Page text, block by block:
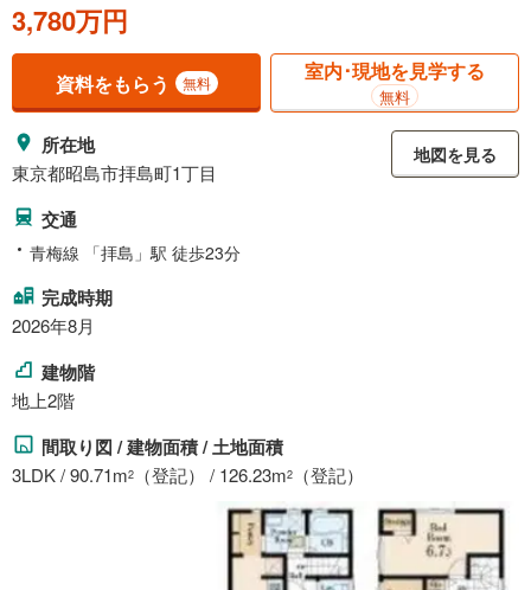
3,780万円
資料をもらう 無料 室内･現地を見学する
無料
所在地
東京都昭島市拝島町1丁目
地図を見る
交通
青梅線 「拝島」駅 徒歩23分
完成時期
2026年8月
建物階
地上2階
間取り図 / 建物面積 / 土地面積
3LDK / 90.71m2 （登記） / 126.23m2 （登記）